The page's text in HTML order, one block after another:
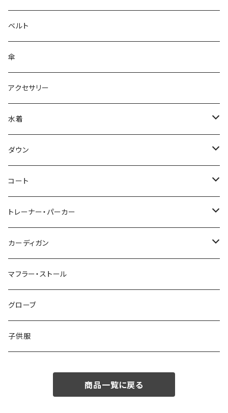
ベルト
傘
アクセサリー
水着
～44/S
46/M
48/L
50/XL～
ダウン
～44/S
46/M
48/L
50/XL～
コート
～44/S
46/M
48/L
50/XL～
トレーナー・パーカー
～44/S
46/M
48/L
50/XL～
カーディガン
～44/S
46/M
48/L
マフラー・ストール
グローブ
子供服
商品一覧に戻る